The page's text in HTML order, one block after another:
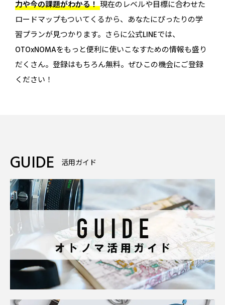
力や今の課題がわかる！現在のレベルや目標に合わせた
ロードマップもついてくるから、あなたにぴったりの学
習プランが見つかります。さらに公式LINEでは、
OTOxNOMAをもっと便利に使いこなすための情報も盛り
だくさん。登録はもちろん無料。ぜひこの機会にご登録
ください！
GUIDE 活用ガイド